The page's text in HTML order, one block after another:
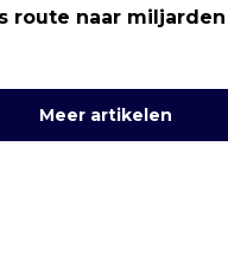
route naar miljarden
Meer artikelen